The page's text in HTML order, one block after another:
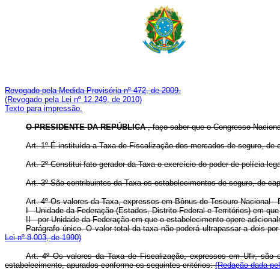
Revogado pela Medida Provisória nº 472, de 2009.
(Revogado pela Lei nº 12.249, de 2010)
Texto para impressão.
O PRESIDENTE DA REPÚBLICA, faço saber que o Congresso
Art. 1º É instituída a Taxa de Fiscalização dos mercados de seguro, de
Art. 2º Constitui fato gerador da Taxa o exercício do poder de polícia
Art. 3º São contribuintes da Taxa os estabelecimentos de seguro, de
Art. 4º Os valores da Taxa, expressos em Bônus do Tesouro Nacional
I - Unidade da Federação (Estados, Distrito Federal e Territórios) em
II - por Unidade da Federação em que o estabelecimento opere
Parágrafo único. O valor total da taxa não poderá ultrapassar a dois
Lei nº 8.003, de 1990)
Art. 4º Os valores da Taxa de Fiscalização, expressos em Ufir,
estabelecimento, apurados conforme os seguintes critérios:(Redação dada